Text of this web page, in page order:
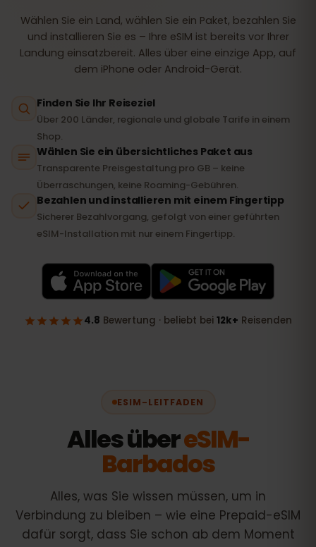
ESIM-LEITFADEN
Alles übereSIM-
Barbados
Alles, was Sie wissen müssen, um in
Verbindung zu bleiben – wie eine Prepaid-eSIM
dafür sorgt, dass Sie schon ab dem Moment